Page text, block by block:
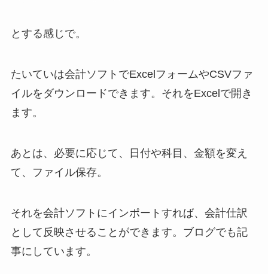
とする感じで。
たいていは会計ソフトでExcelフォームやCSVファ
イルをダウンロードできます。それをExcelで開き
ます。
あとは、必要に応じて、日付や科目、金額を変え
て、ファイル保存。
それを会計ソフトにインポートすれば、会計仕訳
として反映させることができます。ブログでも記
事にしています。